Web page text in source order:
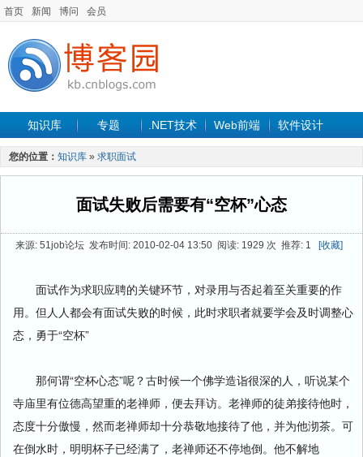
首页 新闻 博问 会员
知识库 专题 .NET技术 Web前端 软件设计
手机开发 软件工程
最新文章
您的位置： 知识库 » 求职面试
面试失败后需要有“空杯”心态
来源: 51job论坛 发布时间: 2010-02-04 13:50 阅读: 1929 次 推荐: 1 [收藏]
面试作为求职应聘的关键环节，对录用与否起着至关重要的作
用。但人人都会有面试失败的时候，此时求职者就要学会及时调整心
态，勇于“空杯”
那何谓“空杯心态”呢？古时候一个佛学造诣很深的人，听说某个
寺庙里有位德高望重的老禅师，便去拜访。老禅师的徒弟接待他时，
态度十分傲慢，然而老禅师却十分恭敬地接待了他，并为他沏茶。可
在倒水时，明明杯子已经满了，老禅师还不停地倒。他不解地